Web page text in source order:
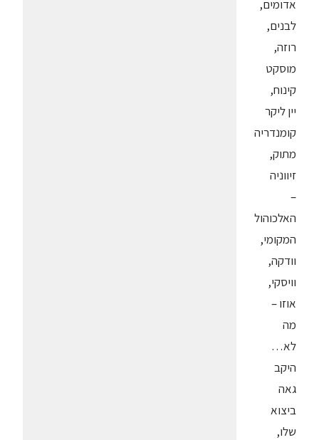
אדומים,
לבנים,
רוזה,
מוסקט
קינוח,
יין ליקר
קומנדריה
מתוק,
זיווניה
–
האלכוהול
המקומי,
וודקה,
וויסקי,
אוזו –
מה
לא…
היקב
גאה
ביצוא
שלו,